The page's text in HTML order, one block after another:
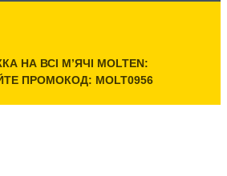
НА ВСІ МʼЯЧІ MOLTEN:
ПРОМОКОД: MOLT0956